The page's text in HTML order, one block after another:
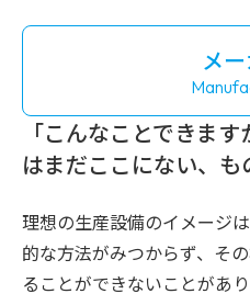
メ
「こんなことできます
はまだここにない、も
理想の生産設備のイメージ
的な方法がみつからず、そ
ることができないことがあ